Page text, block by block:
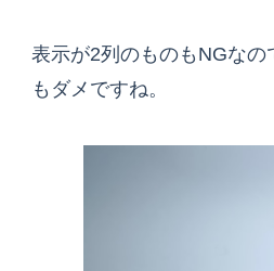
表示が2列のものもNGな
もダメですね。